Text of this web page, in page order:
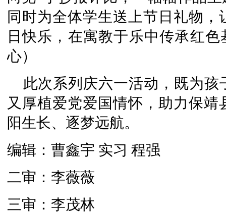
同时为全体学生送上节日礼物
日快乐，在寓教于乐中传承红
心）
此次系列庆六一活动，既为
又厚植爱党爱国情怀，助力保
阳生长、逐梦远航。
编辑：曹鑫宇 实习 程强
二审：李薇薇
三审：李茂林